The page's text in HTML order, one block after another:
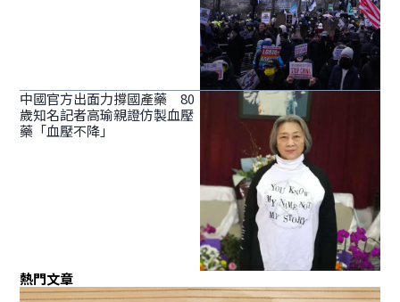
中國官方出面力撐國產藥 80
歲知名記者高瑜親證仿製血壓
藥「血壓不降」
熱門文章